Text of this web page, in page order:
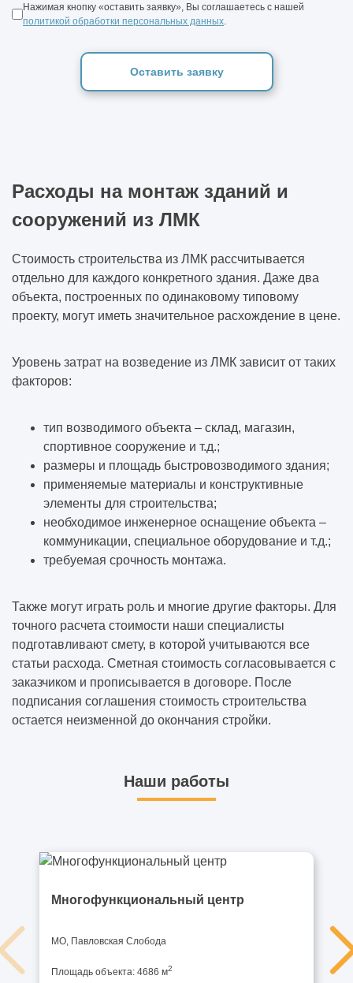
Нажимая кнопку «оставить заявку», Вы соглашаетесь с нашей
политикой обработки персональных данных
Оставить заявку
Расходы на монтаж зданий и
сооружений из ЛМК
Стоимость строительства из ЛМК рассчитывается
отдельно для каждого конкретного здания. Даже два
объекта, построенных по одинаковому типовому
проекту, могут иметь значительное расхождение в цене.
Уровень затрат на возведение из ЛМК зависит от таких
факторов:
тип возводимого объекта – склад, магазин,
спортивное сооружение и т.д.;
размеры и площадь быстровозводимого здания;
применяемые материалы и конструктивные
элементы для строительства;
необходимое инженерное оснащение объекта –
коммуникации, специальное оборудование и т.д.;
требуемая срочность монтажа.
Также могут играть роль и многие другие факторы. Для
точного расчета стоимости наши специалисты
подготавливают смету, в которой учитываются все
статьи расхода. Сметная стоимость согласовывается с
заказчиком и прописывается в договоре. После
подписания соглашения стоимость строительства
остается неизменной до окончания стройки.
Наши работы
Многофункциональный центр
МО, Павловская Слобода
Площадь объекта: 4686 м2